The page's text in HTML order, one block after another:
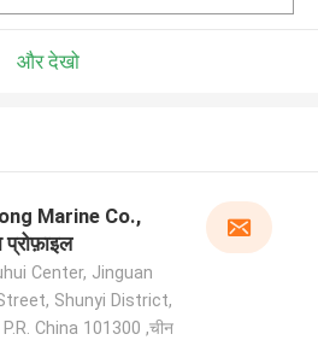
और देखो
Marine Co.,
प्रोफ़ाइल
Center, Jinguan
Shunyi District,
China 101300 ,चीन